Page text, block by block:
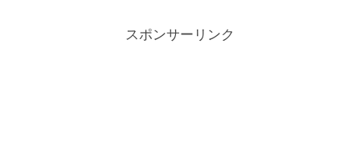
スポンサーリンク